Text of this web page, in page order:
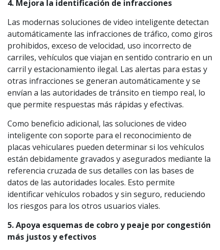
4. Mejora la identificación de infracciones
Las modernas soluciones de video inteligente detectan
automáticamente las infracciones de tráfico, como giros
prohibidos, exceso de velocidad, uso incorrecto de
carriles, vehículos que viajan en sentido contrario en un
carril y estacionamiento ilegal. Las alertas para estas y
otras infracciones se generan automáticamente y se
envían a las autoridades de tránsito en tiempo real, lo
que permite respuestas más rápidas y efectivas.
Como beneficio adicional, las soluciones de video
inteligente con soporte para el reconocimiento de
placas vehiculares pueden determinar si los vehículos
están debidamente gravados y asegurados mediante la
referencia cruzada de sus detalles con las bases de
datos de las autoridades locales. Esto permite
identificar vehículos robados y sin seguro, reduciendo
los riesgos para los otros usuarios viales.
5. Apoya esquemas de cobro y peaje por congestión
más justos y efectivos